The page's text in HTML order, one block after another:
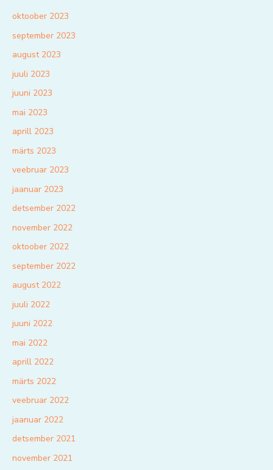
oktoober 2023
september 2023
august 2023
juuli 2023
juuni 2023
mai 2023
aprill 2023
märts 2023
veebruar 2023
jaanuar 2023
detsember 2022
november 2022
oktoober 2022
september 2022
august 2022
juuli 2022
juuni 2022
mai 2022
aprill 2022
märts 2022
veebruar 2022
jaanuar 2022
detsember 2021
november 2021